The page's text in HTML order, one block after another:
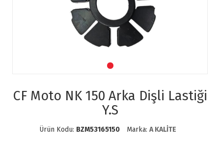
CF Moto NK 150 Arka Dişli Lastiği
Y.S
Ürün Kodu: BZM53165150 Marka: A KALİTE